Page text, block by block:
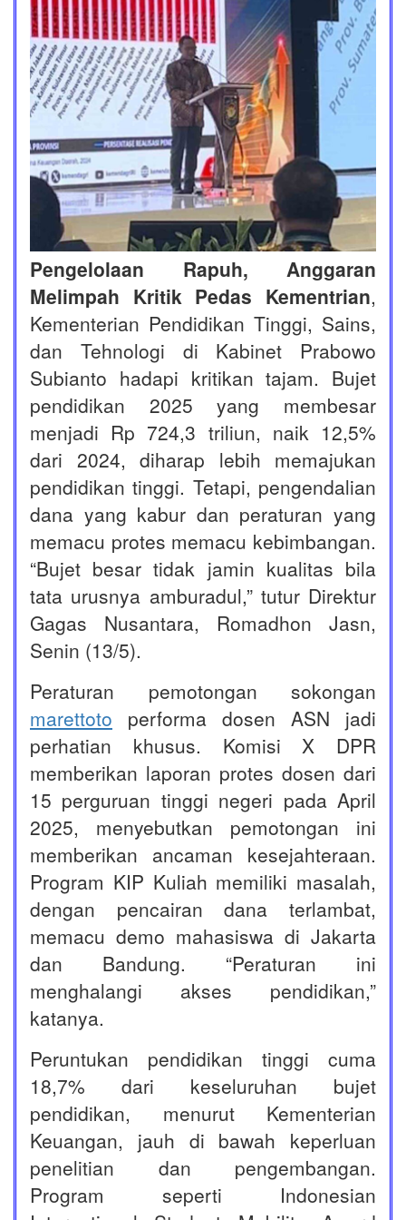
Pengelolaan Rapuh, Anggaran
Melimpah Kritik Pedas Kementrian,
Kementerian Pendidikan Tinggi, Sains,
dan Tehnologi di Kabinet Prabowo
Subianto hadapi kritikan tajam. Bujet
pendidikan 2025 yang membesar
menjadi Rp 724,3 triliun, naik 12,5%
dari 2024, diharap lebih memajukan
pendidikan tinggi. Tetapi, pengendalian
dana yang kabur dan peraturan yang
memacu protes memacu kebimbangan.
“Bujet besar tidak jamin kualitas bila
tata urusnya amburadul,” tutur Direktur
Gagas Nusantara, Romadhon Jasn,
Senin (13/5).
Peraturan pemotongan sokongan
marettoto performa dosen ASN jadi
perhatian khusus. Komisi X DPR
memberikan laporan protes dosen dari
15 perguruan tinggi negeri pada April
2025, menyebutkan pemotongan ini
memberikan ancaman kesejahteraan.
Program KIP Kuliah memiliki masalah,
dengan pencairan dana terlambat,
memacu demo mahasiswa di Jakarta
dan Bandung. “Peraturan ini
menghalangi akses pendidikan,”
katanya.
Peruntukan pendidikan tinggi cuma
18,7% dari keseluruhan bujet
pendidikan, menurut Kementerian
Keuangan, jauh di bawah keperluan
penelitian dan pengembangan.
Program seperti Indonesian